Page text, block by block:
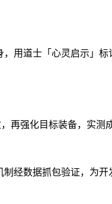
用道士「心灵启示」标
再强化目标装备，实测
经数据抓包验证，为开